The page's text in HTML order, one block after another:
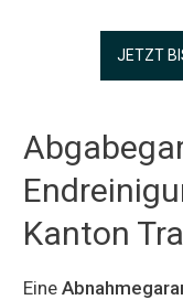
JETZT
Kanton
Eine